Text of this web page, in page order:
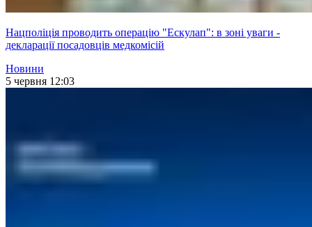
Нацполіція проводить операцію "Ескулап": в зоні уваги -
декларації посадовців медкомісій
Новини
5 червня 12:03